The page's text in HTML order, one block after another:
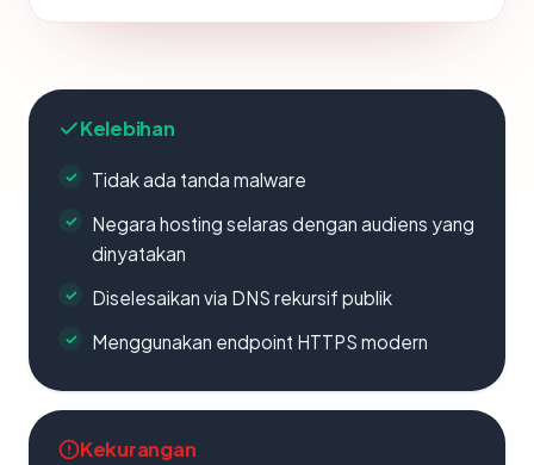
Kelebihan
Tidak ada tanda malware
Negara hosting selaras dengan audiens yang
dinyatakan
Diselesaikan via DNS rekursif publik
Menggunakan endpoint HTTPS modern
Kekurangan